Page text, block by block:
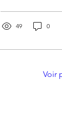
Musée...
49 0
Voir